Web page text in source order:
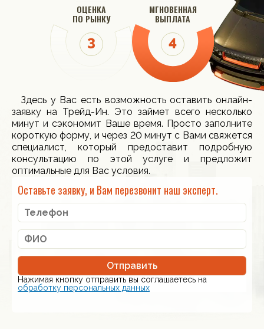
ОЦЕНКА
ПО РЫНКУ
МГНОВЕННАЯ
ВЫПЛАТА
Здесь у Вас есть возможность оставить онлайн-
заявку на Трейд-Ин. Это займет всего несколько
минут и сэкономит Ваше время. Просто заполните
короткую форму, и через 20 минут с Вами свяжется
специалист, который предоставит подробную
консультацию по этой услуге и предложит
оптимальные для Вас условия.
Оставьте заявку, и Вам перезвонит наш эксперт.
Отправить
Нажимая кнопку отправить вы соглашаетесь на
обработку персональных данных